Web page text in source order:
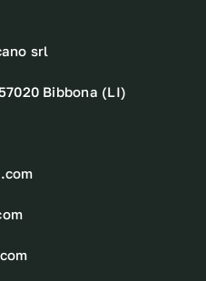
srl
Bibbona (LI)